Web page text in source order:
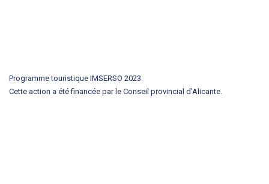
Programme touristique IMSERSO 2023.
Cette action a été financée par le Conseil provincial d’Alicante.